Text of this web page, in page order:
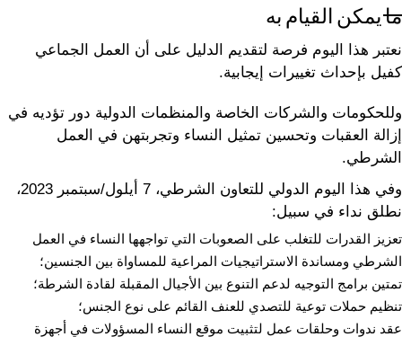
ما يمكن القيام به
نعتبر هذا اليوم فرصة لتقديم الدليل على أن العمل الجماعي
كفيل بإحداث تغييرات إيجابية.
وللحكومات والشركات الخاصة والمنظمات الدولية دور تؤديه في
إزالة العقبات وتحسين تمثيل النساء وتجربتهن في العمل
الشرطي.
وفي هذا اليوم الدولي للتعاون الشرطي، 7 أيلول/سبتمبر 2023،
نطلق نداء في سبيل:
تعزيز القدرات للتغلب على الصعوبات التي تواجهها النساء في العمل
الشرطي ومساندة الاستراتيجيات المراعية للمساواة بين الجنسين؛
تمتين برامج التوجيه لدعم التنوع بين الأجيال المقبلة لقادة الشرطة؛
تنظيم حملات توعية للتصدي للعنف القائم على نوع الجنس؛
عقد ندوات وحلقات عمل لتثبيت موقع النساء المسؤولات في أجهزة